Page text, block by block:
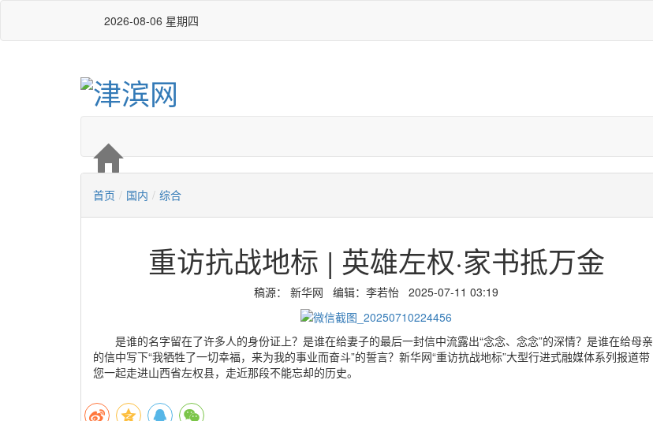
2026-08-06 星期四
首页 / 国内 / 综合
重访抗战地标 | 英雄左权·家书抵万金
稿源：​ 新华网 编辑：李若怡 2025-07-11 03:19
是谁的名字留在了许多人的身份证上？是谁在给妻子的最后一封信中流露出“念念、念念”的深情？是谁在给母亲
的信中写下“我牺牲了一切幸福，来为我的事业而奋斗”的誓言？新华网“重访抗战地标”大型行进式融媒体系列报道带
您一起走进山西省左权县，走近那段不能忘却的历史。